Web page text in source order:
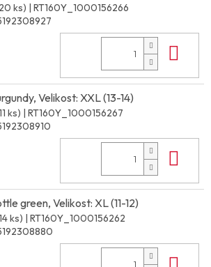
ks) | RT160Y_1000156266
Velikost: XXL (13-14)
ks) | RT160Y_1000156267
green, Velikost: XL (11-12)
ks) | RT160Y_1000156262